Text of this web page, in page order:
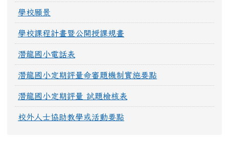
學校願景
學校課程計畫暨公開授課規畫
潛龍國小電話表
潛龍國小定期評量命審題機制實施要點
潛龍國小定期評量 試題檢核表
校外人士協助教學或活動要點